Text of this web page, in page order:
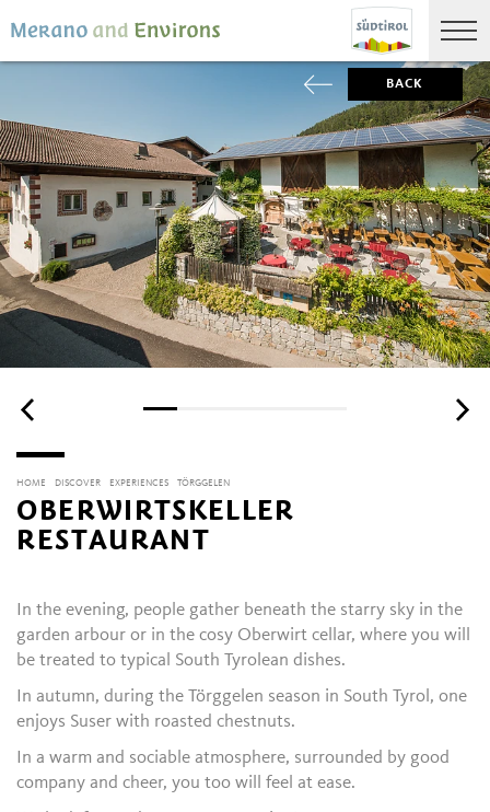
BACK
HOME DISCOVER EXPERIENCES TÖRGGELEN
OBERWIRTSKELLER
RESTAURANT
In the evening, people gather beneath the starry sky in the
garden arbour or in the cosy Oberwirt cellar, where you will
be treated to typical South Tyrolean dishes.
In autumn, during the Törggelen season in South Tyrol, one
enjoys Suser with roasted chestnuts.
In a warm and sociable atmosphere, surrounded by good
company and cheer, you too will feel at ease.